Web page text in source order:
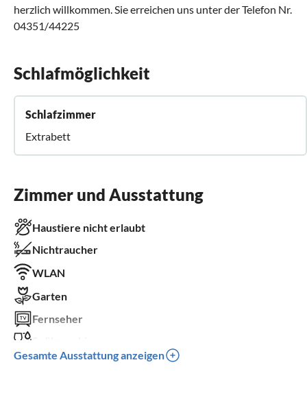
herzlich willkommen. Sie erreichen uns unter der Telefon Nr.
04351/44225
Schlafmöglichkeit
Schlafzimmer
Extrabett
Zimmer und Ausstattung
Haustiere nicht erlaubt
Nichtraucher
WLAN
Garten
Fernseher
Gesamte Ausstattung anzeigen